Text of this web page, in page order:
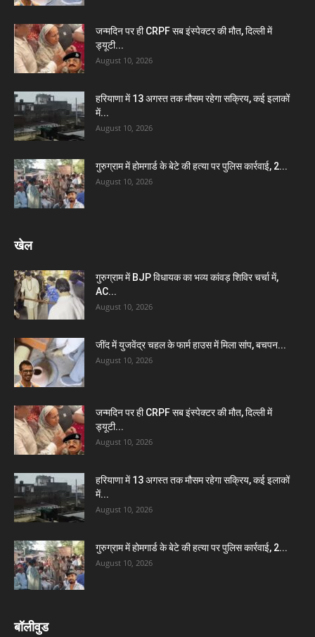
जन्मदिन पर ही CRPF सब इंस्पेक्टर की मौत, दिल्ली में
ड्यूटी...
August 10, 2026
हरियाणा में 13 अगस्त तक मौसम रहेगा सक्रिय, कई इलाकों
में...
August 10, 2026
गुरुग्राम में होमगार्ड के बेटे की हत्या पर पुलिस कार्रवाई, 2...
August 10, 2026
खेल
गुरुग्राम में BJP विधायक का भव्य कांवड़ शिविर चर्चा में,
AC...
August 10, 2026
जींद में युजवेंद्र चहल के फार्म हाउस में मिला सांप, बचपन...
August 10, 2026
जन्मदिन पर ही CRPF सब इंस्पेक्टर की मौत, दिल्ली में
ड्यूटी...
August 10, 2026
हरियाणा में 13 अगस्त तक मौसम रहेगा सक्रिय, कई इलाकों
में...
August 10, 2026
गुरुग्राम में होमगार्ड के बेटे की हत्या पर पुलिस कार्रवाई, 2...
August 10, 2026
बॉलीवुड